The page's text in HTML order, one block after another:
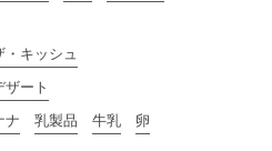
キッシュ
ザート
ナ 乳製品 牛乳 卵